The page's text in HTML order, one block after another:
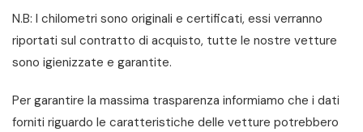
N.B: I chilometri sono originali e certificati, essi verranno
riportati sul contratto di acquisto, tutte le nostre vetture
sono igienizzate e garantite.
Per garantire la massima trasparenza informiamo che i dati
forniti riguardo le caratteristiche delle vetture potrebbero